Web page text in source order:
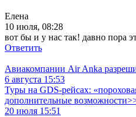
Елена
10 июля, 08:28
вот бы и у нас так! давно пора
Ответить
Авиакомпании Air Anka
6 августа 15:53
Туры на GDS-рейсах:
дополнительные
20 июля 15:51